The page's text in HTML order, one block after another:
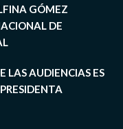
GÓMEZ
DE
LAS AUDIENCIAS ES